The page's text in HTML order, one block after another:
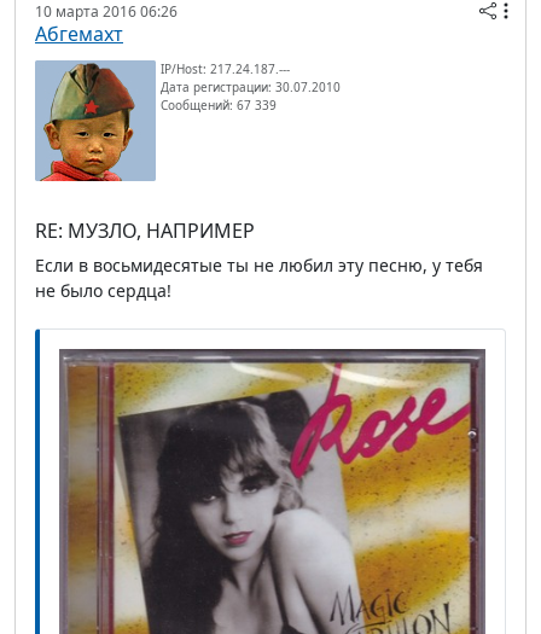
10 марта 2016 06:26
Абгемахт
IP/Host: 217.24.187.---
Дата регистрации: 30.07.2010
Сообщений: 67 339
RE: МУЗЛО, НАПРИМЕР
Если в восьмидесятые ты не любил эту песню, у тебя
не было сердца!